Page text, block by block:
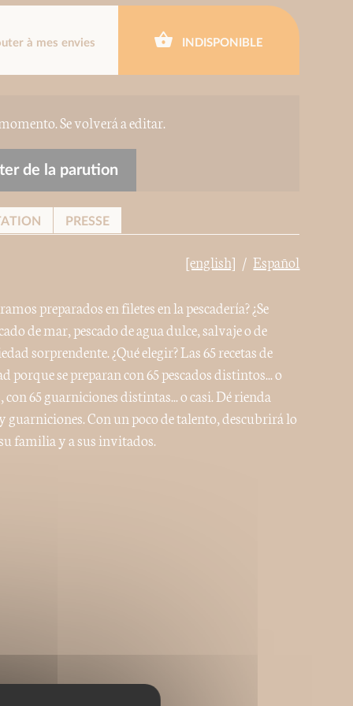
à mes envies INDISPONIBLE
Se volverá a editar.
de la parution
PRESSE
[english] Español
preparados en filetes en la pescadería? ¿Se
de mar, pescado de agua dulce, salvaje o de
sorprendente. ¿Qué elegir? Las 65 recetas de
porque se preparan con 65 pescados distintos... o
65 guarniciones distintas... o casi. Dé rienda
guarniciones. Con un poco de talento, descubrirá lo
familia y a sus invitados.